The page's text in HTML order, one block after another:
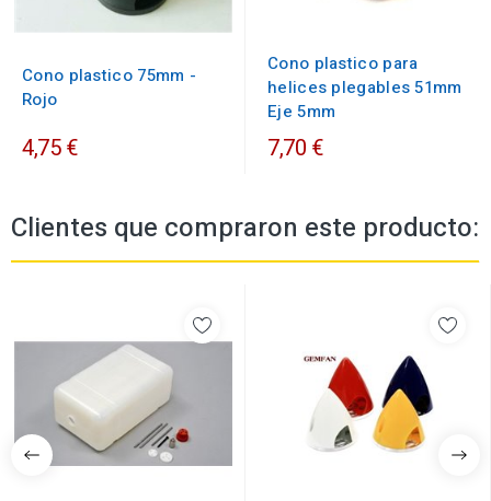
Cono plastico 75mm -
Rojo
4,75 €
Cono plastico para
helices plegables 51mm
Eje 5mm
7,70 €
Clientes que compraron este producto: